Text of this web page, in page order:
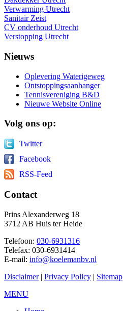
Verwarming Utrecht
Sanitair Zeist
CV onderhoud Utrecht
Verstopping Utrecht
Nieuws
Oplevering Waterigeweg
Ontstoppingsaanhanger
Tennisvereniging B&D
Nieuwe Website Online
Volg ons op:
Twitter
Facebook
RSS-Feed
Contact
Prins Alexanderweg 18
3712 AB Huis ter Heide
Telefoon: 030-6931316
Telefax: 030-6931414
E-mail: info@koelemanbv.nl
Disclaimer| Privacy Policy | Sitemap
MENU